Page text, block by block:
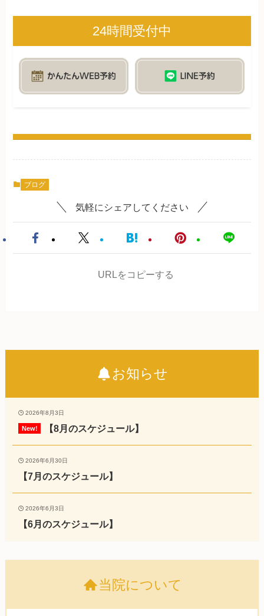
24時間受付中
ブログ
気軽にシェアしてください
URLをコピーする
お知らせ
2026年8月3日
【8月のスケジュール】
2026年6月30日
【7月のスケジュール】
2026年6月3日
【6月のスケジュール】
当院について